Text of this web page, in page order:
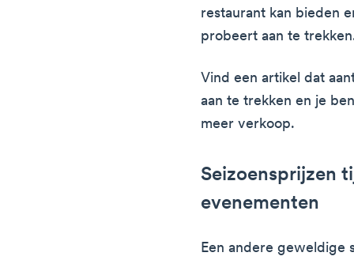
restaurant kan bieden
probeert aan te
Vind een artikel dat
aan te trekken en je
meer verkoop.
Seizoensprijzen
evenementen
Een andere geweldige